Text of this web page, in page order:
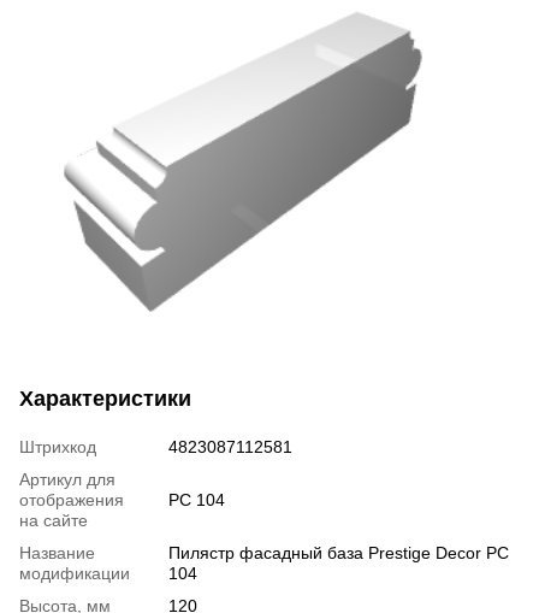
Характеристики
Штрихкод
4823087112581
Артикул для
отображения
на сайте
PC 104
Название
модификации
Пилястр фасадный база Prestige Decor PC
104
Высота, мм
120